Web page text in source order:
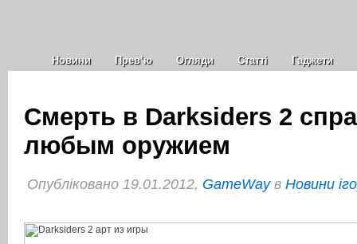
Новини Прев’ю Огляди Статті Гаджети
Смерть в Darksiders 2
любым оружием
Опубліковано 19.01.2012, GameWayв Новини